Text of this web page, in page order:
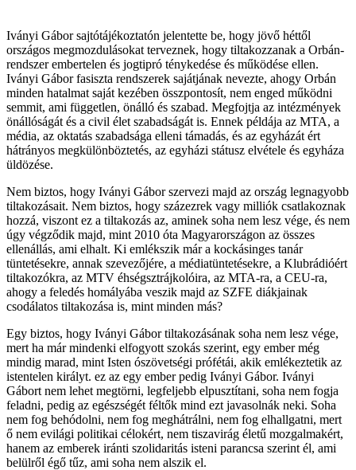
Iványi Gábor sajtótájékoztatón jelentette be, hogy jövő héttől
országos megmozdulásokat terveznek, hogy tiltakozzanak a Orbán-
rendszer embertelen és jogtipró ténykedése és működése ellen.
Iványi Gábor fasiszta rendszerek sajátjának nevezte, ahogy Orbán
minden hatalmat saját kezében összpontosít, nem enged működni
semmit, ami független, önálló és szabad. Megfojtja az intézmények
önállóságát és a civil élet szabadságát is. Ennek példája az MTA, a
média, az oktatás szabadsága elleni támadás, és az egyházát ért
hátrányos megkülönböztetés, az egyházi státusz elvétele és egyháza
üldözése.
Nem biztos, hogy Iványi Gábor szervezi majd az ország legnagyobb
tiltakozásait. Nem biztos, hogy százezrek vagy milliók csatlakoznak
hozzá, viszont ez a tiltakozás az, aminek soha nem lesz vége, és nem
úgy végződik majd, mint 2010 óta Magyarországon az összes
ellenállás, ami elhalt. Ki emlékszik már a kockásinges tanár
tüntetésekre, annak szevezőjére, a médiatüntetésekre, a Klubrádióért
tiltakozókra, az MTV éhségsztrájkolóira, az MTA-ra, a CEU-ra,
ahogy a feledés homályába veszik majd az SZFE diákjainak
csodálatos tiltakozása is, mint minden más?
Egy biztos, hogy Iványi Gábor tiltakozásának soha nem lesz vége,
mert ha már mindenki elfogyott szokás szerint, egy ember még
mindig marad, mint Isten ószövetségi prófétái, akik emlékeztetik az
istentelen királyt. ez az egy ember pedig Iványi Gábor. Iványi
Gábort nem lehet megtörni, legfeljebb elpusztítani, soha nem fogja
feladni, pedig az egészségét féltők mind ezt javasolnák neki. Soha
nem fog behódolni, nem fog meghátrálni, nem fog elhallgatni, mert
ő nem evilági politikai célokért, nem tiszavirág életű mozgalmakért,
hanem az emberek iránti szolidaritás isteni parancsa szerint él, ami
belülről égő tűz, ami soha nem alszik el.